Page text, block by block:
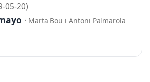
05-20)
· Marta Bou i Antoni Palmarola